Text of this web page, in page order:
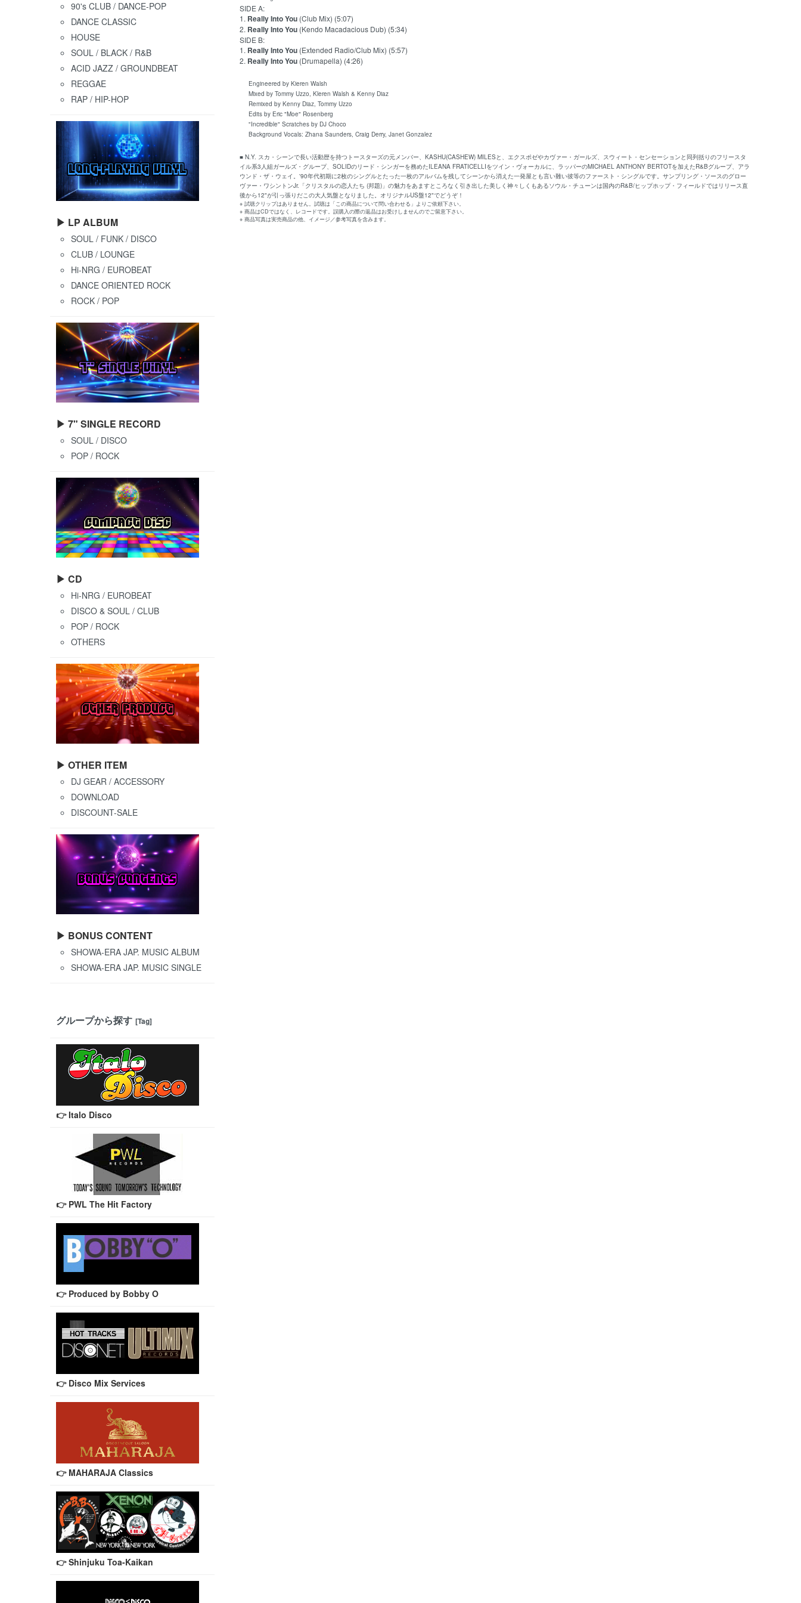
SIDE A:
1. Really Into You (Club Mix) (5:07)
2. Really Into You (Kendo Macadacious Dub) (5:34)
SIDE B:
1. Really Into You (Extended Radio/Club Mix) (5:57)
2. Really Into You (Drumapella) (4:26)
Engineered by Kieren Walsh
Mixed by Tommy Uzzo, Kleren Walsh & Kenny Diaz
Remixed by Kenny Diaz, Tommy Uzzo
Edits by Eric "Moe" Rosenberg
"Incredible" Scratches by DJ Choco
Background Vocals: Zhana Saunders, Craig Derry, Janet Gonzalez
■ N.Y. スカ・シーンで長い活動歴を持つトースターズの元メンバー、KASHU(CASHEW) MILESと、エクスポゼやカヴァー・ガールズ、スウィート・センセーションと同列括りのフリースタ
イル系3人組ガールズ・グループ、SOLIDのリード・シンガーを務めたILEANA FRATICELLIをツイン・ヴォーカルに、ラッパーのMICHAEL ANTHONY BERTOTを加えたR&Bグループ、アラ
ウンド・ザ・ウェイ。'90年代初期に2枚のシングルとたった一枚のアルバムを残してシーンから消えた一発屋とも言い難い彼等のファースト・シングルです。サンプリング・ソースのグロー
ヴァー・ワシントンJr.「クリスタルの恋人たち (邦題)」の魅力をあますところなく引き出した美しく神々しくもあるソウル・チューンは国内のR&B/ヒップホップ・フィールドではリリース直
後から12"が引っ張りだこの大人気盤となりました。オリジナルUS盤12"でどうぞ！
※ 試聴クリップはありません。試聴は「この商品について問い合わせる」よりご依頼下さい。
※ 商品はCDではなく、レコードです。誤購入の際の返品はお受けしませんのでご留意下さい。
※ 商品写真は実売商品の他、イメージ／参考写真を含みます。
90's CLUB / DANCE-POP
DANCE CLASSIC
HOUSE
SOUL / BLACK / R&B
ACID JAZZ / GROUNDBEAT
REGGAE
RAP / HIP-HOP
▶ LP ALBUM
SOUL / FUNK / DISCO
CLUB / LOUNGE
Hi-NRG / EUROBEAT
DANCE ORIENTED ROCK
ROCK / POP
▶ 7" SINGLE RECORD
SOUL / DISCO
POP / ROCK
▶ CD
Hi-NRG / EUROBEAT
DISCO & SOUL / CLUB
POP / ROCK
OTHERS
▶ OTHER ITEM
DJ GEAR / ACCESSORY
DOWNLOAD
DISCOUNT-SALE
▶ BONUS CONTENT
SHOWA-ERA JAP. MUSIC ALBUM
SHOWA-ERA JAP. MUSIC SINGLE
グループから探す [Tag]
👉 Italo Disco
👉 PWL The Hit Factory
👉 Produced by Bobby O
👉 Disco Mix Services
👉 MAHARAJA Classics
👉 Shinjuku Toa-Kaikan